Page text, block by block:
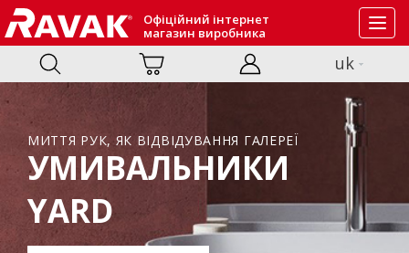
Офіційний інтернет
магазин виробника
uk
МИТТЯ РУК, ЯК ВІДВІДУВАННЯ ГАЛЕРЕЇ
УМИВАЛЬНИКИ
YARD